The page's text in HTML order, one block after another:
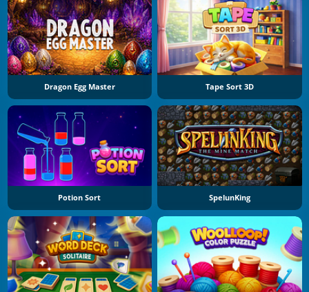
Dragon Egg Master Tape Sort 3D
Potion Sort SpelunKing